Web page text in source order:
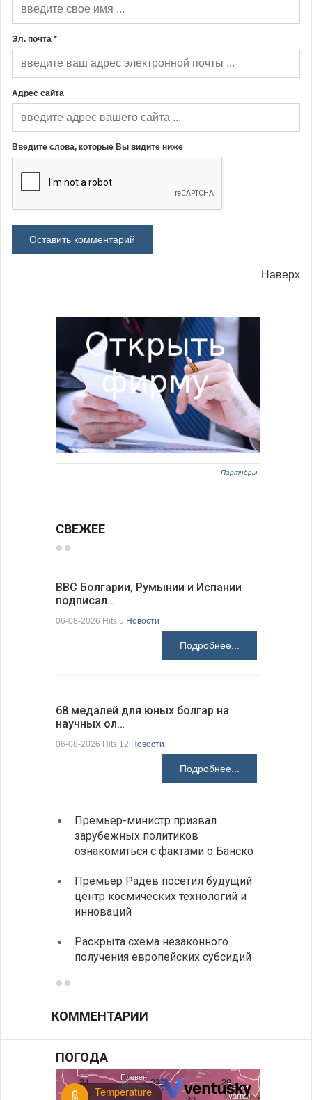
Эл. почта *
Адрес сайта
Введите слова, которые Вы видите ниже
Наверх
Партнёры
СВЕЖЕЕ
ВВС Болгарии, Румынии и Испании
подписал…
06-08-2026 Hits:5 Новости
Подробнее...
68 медалей для юных болгар на
научных ол…
06-08-2026 Hits:12 Новости
Подробнее...
Премьер-министр призвал
зарубежных политиков
ознакомиться с фактами о Банско
Премьер Радев посетил будущий
центр космических технологий и
инноваций
Раскрыта схема незаконного
получения европейских субсидий
КОММЕНТАРИИ
ПОГОДА